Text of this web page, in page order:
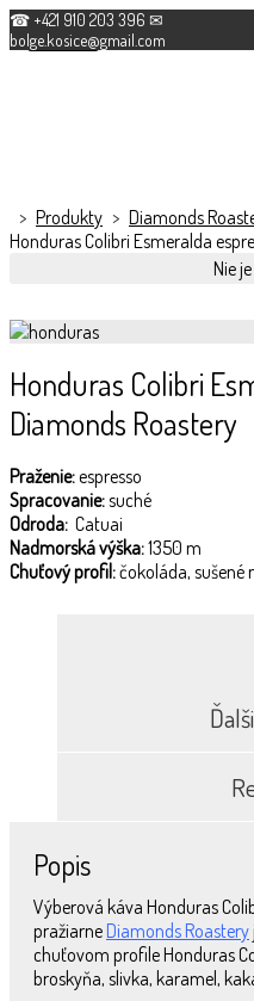
☎ +421 910 203 396 ✉
bolge.kosice@gmail.com
> Produkty > Diamonds
Honduras Colibri Esmeralda
Nie
Espresso
Honduras Colibri
Diamonds Roastery
Praženie:espresso
Spracovanie:suché
Odroda: Catuai
Nadmorská výška:1350 m
Chuťový profil:čokoláda, sušené
Popis
Výberová káva Honduras
pražiarne Diamonds Roastery
chuťovom profile Honduras
broskyňa, slivka, karamel,